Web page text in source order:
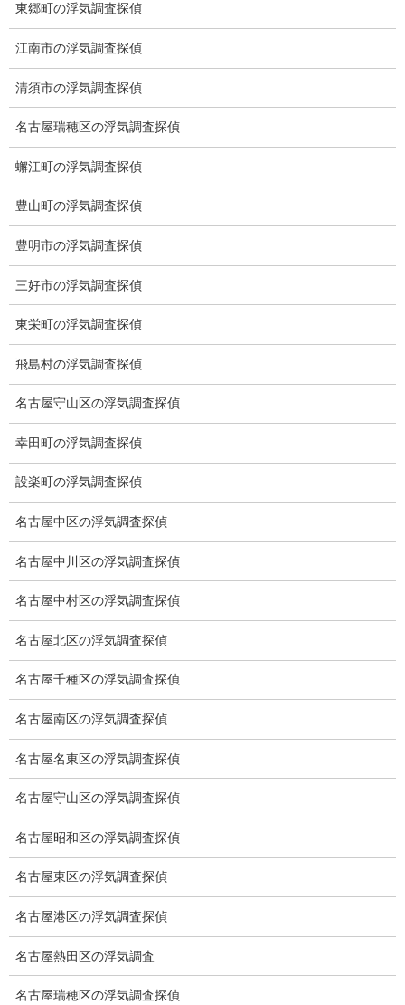
※弊社から24時間以内に返信が無い場合、再度LINE又はお電話を
カテゴリー
メニュー
トップ
ご挨拶
システム
クーリング・オフ
当社のこだわり
契約後の安心と信頼
顧問弁護士のご案内
委任契約
低料金の理由
スキルの高さ＝高額料金？
適正料金
稼働制って何？
探偵
探偵を本業
調査機器
探偵の資格
東郷町の浮気調査探偵
江南市の浮気調査探偵
清須市の浮気調査探偵
名古屋瑞穂区の浮気調査探偵
蠏江町の浮気調査探偵
豊山町の浮気調査探偵
豊明市の浮気調査探偵
三好市の浮気調査探偵
東栄町の浮気調査探偵
飛島村の浮気調査探偵
名古屋守山区の浮気調査探偵
幸田町の浮気調査探偵
設楽町の浮気調査探偵
名古屋中区の浮気調査探偵
名古屋中川区の浮気調査探偵
名古屋中村区の浮気調査探偵
名古屋北区の浮気調査探偵
名古屋千種区の浮気調査探偵
名古屋南区の浮気調査探偵
名古屋名東区の浮気調査探偵
名古屋守山区の浮気調査探偵
名古屋昭和区の浮気調査探偵
名古屋東区の浮気調査探偵
名古屋港区の浮気調査探偵
名古屋熱田区の浮気調査
名古屋瑞穂区の浮気調査探偵